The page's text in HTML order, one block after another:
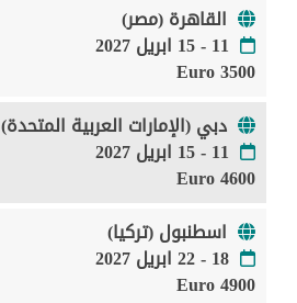
القاهرة (مصر)
11 - 15 ابريل 2027
3500 Euro
دبي (الإمارات العربية المتحدة)
11 - 15 ابريل 2027
4600 Euro
اسطنبول (تركيا)
18 - 22 ابريل 2027
4900 Euro